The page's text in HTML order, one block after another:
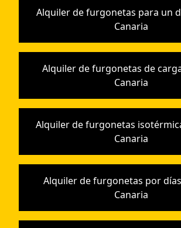
Alquiler de furgonetas para un
Canaria
Alquiler de furgonetas de
Canaria
Alquiler de furgonetas
Canaria
Alquiler de furgonetas por
Canaria